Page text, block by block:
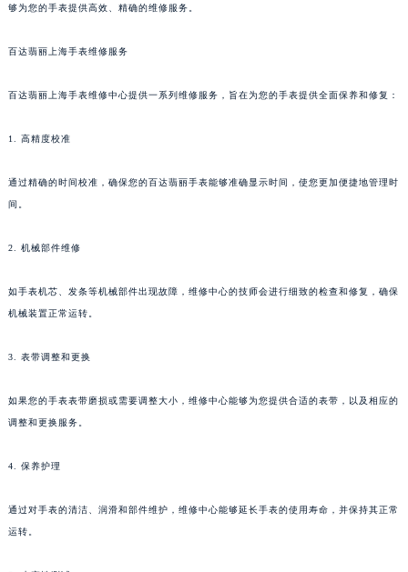
够为您的手表提供高效、精确的维修服务。
百达翡丽上海手表维修服务
百达翡丽上海手表维修中心提供一系列维修服务，旨在为您的手表提供全面保养和修复：
1. 高精度校准
通过精确的时间校准，确保您的百达翡丽手表能够准确显示时间，使您更加便捷地管理时
间。
2. 机械部件维修
如手表机芯、发条等机械部件出现故障，维修中心的技师会进行细致的检查和修复，确保
机械装置正常运转。
3. 表带调整和更换
如果您的手表表带磨损或需要调整大小，维修中心能够为您提供合适的表带，以及相应的
调整和更换服务。
4. 保养护理
通过对手表的清洁、润滑和部件维护，维修中心能够延长手表的使用寿命，并保持其正常
运转。